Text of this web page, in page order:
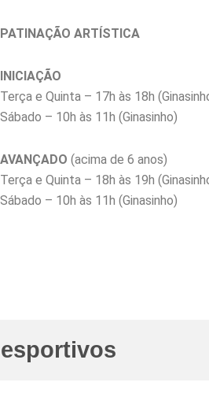
PATINAÇÃO ARTÍSTICA
INICIAÇÃO
Terça e Quinta – 17h às 18h
Sábado – 10h às 11h (Ginasinho)
AVANÇADO (acima de 6 anos)
Terça e Quinta – 18h às 19h
Sábado – 10h às 11h (Ginasinho)